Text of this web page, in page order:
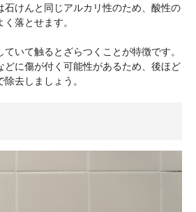
石けんと同じアルカリ性のため、酸性の
落とせます。
いて触るとざらつくことが特徴です。
どに傷が付く可能性があるため、後ほど
去しましょう。